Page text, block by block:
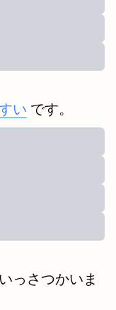
い です。
っさつかいま